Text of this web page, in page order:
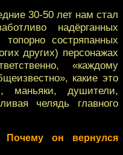
30-50 лет нам стал
надёрганных
состряпанных
других) персонажах
«каждому
какие это
маньяки, душители,
челядь главного
он вернулся